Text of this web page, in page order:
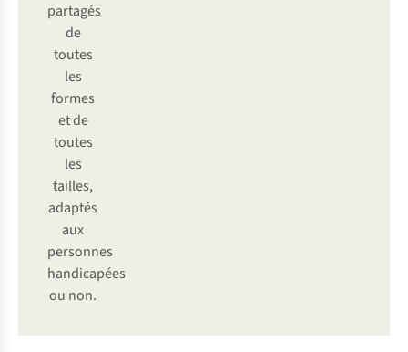
partagés
de
toutes
les
formes
et de
toutes
les
tailles,
adaptés
aux
personnes
handicapées
ou non.